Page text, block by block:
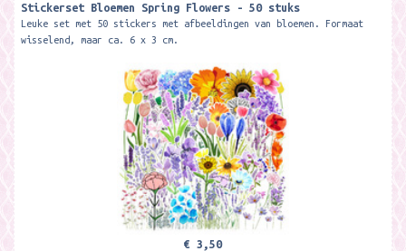
Stickerset Bloemen Spring Flowers - 50 stuks
Leuke set met 50 stickers met afbeeldingen van bloemen. Formaat
wisselend, maar ca. 6 x 3 cm.
€ 3,50